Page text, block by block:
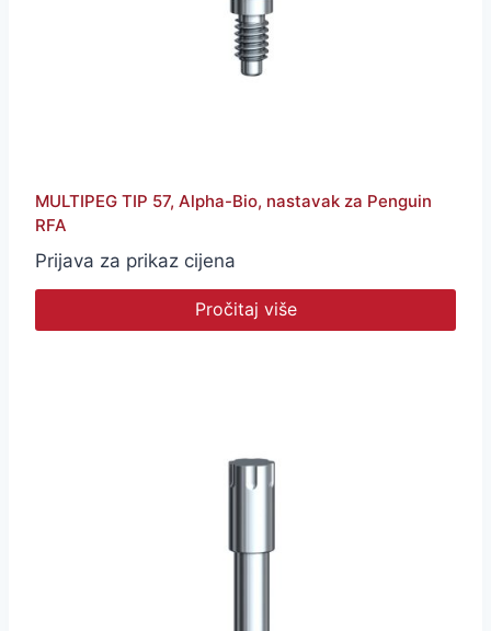
MULTIPEG TIP 57, Alpha-Bio, nastavak za Penguin
RFA
Prijava za prikaz cijena
Pročitaj više